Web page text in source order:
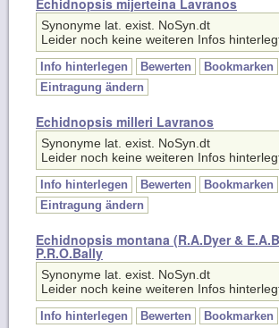
Synonyme lat. exist. NoSyn.dt
Leider noch keine weiteren Infos hinterlegt.
Info hinterlegen Bewerten
Bookmarken
Eintragung ändern
Synonyme lat. exist. NoSyn.dt
Leider noch keine weiteren Infos hinterlegt.
Info hinterlegen Bewerten
Bookmarken
Eintragung ändern
P.R.O.Bally
Synonyme lat. exist. NoSyn.dt
Leider noch keine weiteren Infos hinterlegt.
Info hinterlegen Bewerten
Bookmarken
Eintragung ändern